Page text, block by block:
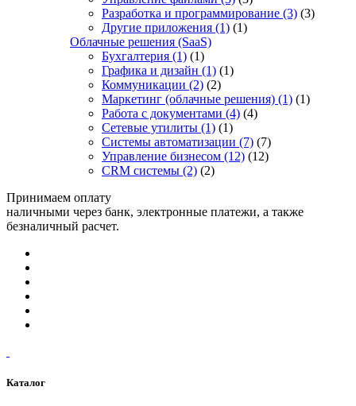
Разработка и программирование (3) (3)
Другие приложения (1) (1)
Облачные решения (SaaS)
Бухгалтерия (1) (1)
Графика и дизайн (1) (1)
Коммуникации (2) (2)
Маркетинг (облачные решения) (1) (1)
Работа с документами (4) (4)
Сетевые утилиты (1) (1)
Системы автоматизации (7) (7)
Управление бизнесом (12) (12)
CRM системы (2) (2)
Принимаем оплату
наличными через банк, электронные платежи, а также
безналичный расчет.
Каталог